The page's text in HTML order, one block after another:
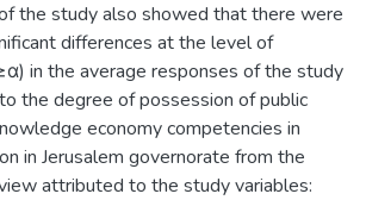
the study also showed that there were
differences at the level of
in the average responses of the study
the degree of possession of public
economy competencies in
in Jerusalem governorate from the
attributed to the study variables: